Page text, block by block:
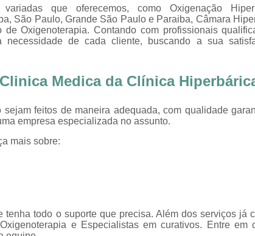
Oxigenoterapia para Tratamento de
Oxigenoterapia Tratamento de
Oxigenoterapia Tratamento de
Oxigenoterapia Hiperbárica em João
Oxigenoterapia Hiperbárica em
Oxigenoterapia
Sessão de Câmara Hiperbárica
Sessão
que oferecemos, como Oxigenação
São Paulo, Grande São Paulo e Paraiba, Câmara
Oxigenoterapia. Contando com profissionais
necessidade de cada cliente, buscando a sua
Medica da Clínica
feitos de maneira adequada, com qualidade
empresa especializada no assunto.
mais sobre:
tenha todo o suporte que precisa. Além dos serviços já
e Especialistas em curativos. Entre em